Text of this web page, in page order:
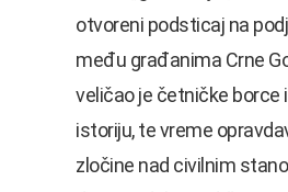
otvoreni podsticaj na
među građanima Crne
veličao je četničke borce
istoriju, te vreme
zločine nad civilnim